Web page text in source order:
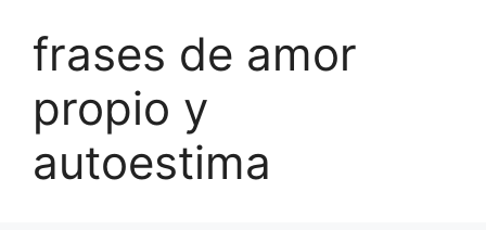
frases de amor
propio y
autoestima